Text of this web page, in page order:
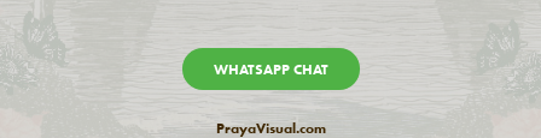
WHATSAPP CHAT
PrayaVisual.com